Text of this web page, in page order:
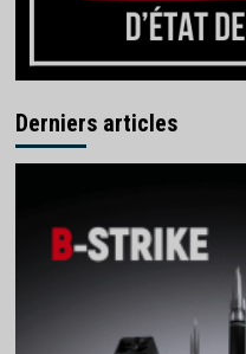
Derniers articles